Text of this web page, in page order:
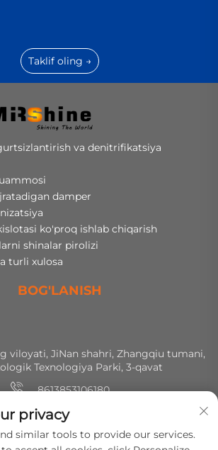
Taklif oling →
va denitrifikatsiya
damper
ko'proq ishlab chiqarish
shinalar pirolizi
turli xulosa
BOG'LANISH
viloyati, JiNan shahri, Zhangqiu tumani,
Texnologiya Parki, 3-qavat
8613853106180
+86 (0) 531 8891 0288
[email protected]
privacy
similar tools to provide our services.